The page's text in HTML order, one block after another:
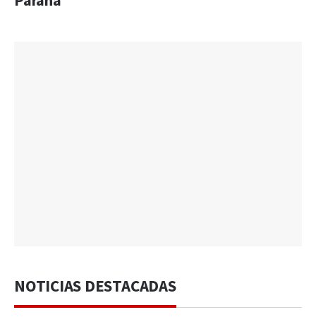
NOTICIAS DESTACADAS